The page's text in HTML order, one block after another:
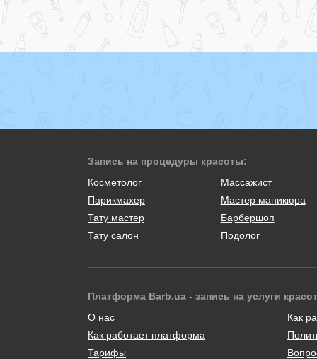
Запись на процедуры красоты:
Косметолог
Массажист
Парикмахер
Мастер маникюра
Тату мастер
Барбершоп
Тату салон
Подолог
Платформа Barb.ua - запись на услуги
О нас
Как работает платформа
Тарифы
Как